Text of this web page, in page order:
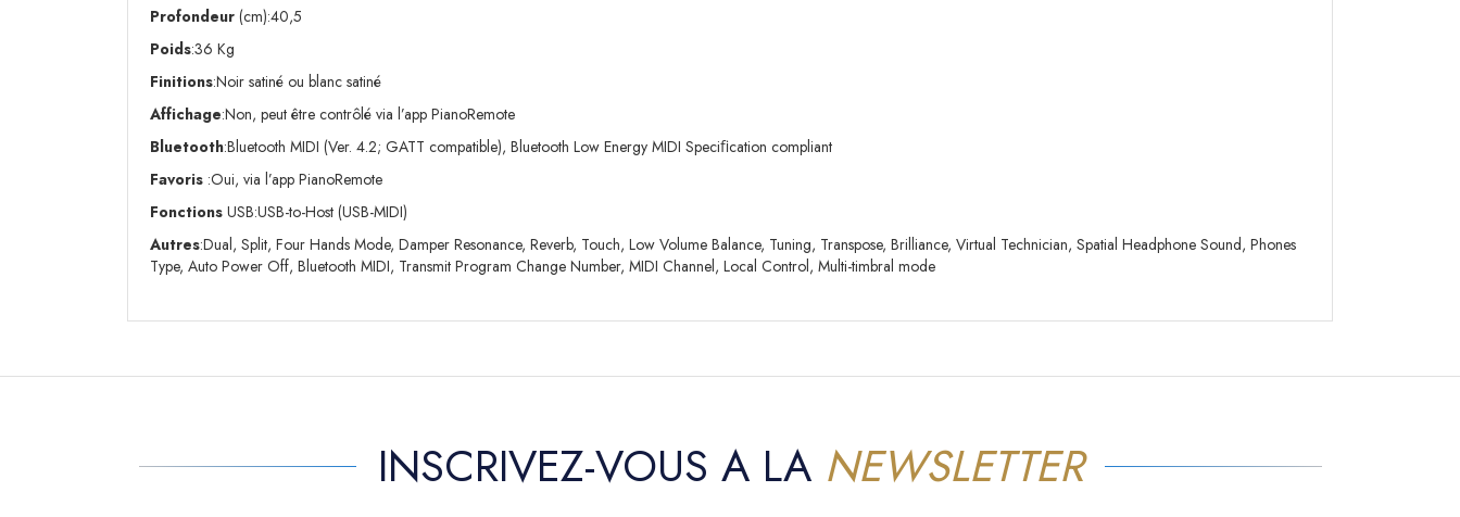
Profondeur (cm):40,5
Poids:36 Kg
Finitions:Noir satiné ou blanc satiné
Affichage:Non, peut être contrôlé via l’app PianoRemote
Bluetooth:Bluetooth MIDI (Ver. 4.2; GATT compatible), Bluetooth Low Energy MIDI Speciﬁcation compliant
Favoris :Oui, via l’app PianoRemote
Fonctions USB:USB-to-Host (USB-MIDI)
Autres:Dual, Split, Four Hands Mode, Damper Resonance, Reverb, Touch, Low Volume Balance, Tuning, Transpose, Brilliance, Virtual Technician, Spatial Headphone Sound, Phones
Type, Auto Power Off, Bluetooth MIDI, Transmit Program Change Number, MIDI Channel, Local Control, Multi-timbral mode
INSCRIVEZ-VOUS A LA NEWSLETTER